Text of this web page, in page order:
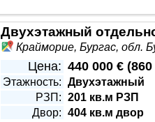
Крайморие, Бургас, обл.
Цена: 440 000 € (
Этажность: Двухэтажный
РЗП: 201 кв.м РЗП
Двор: 404 кв.м двор